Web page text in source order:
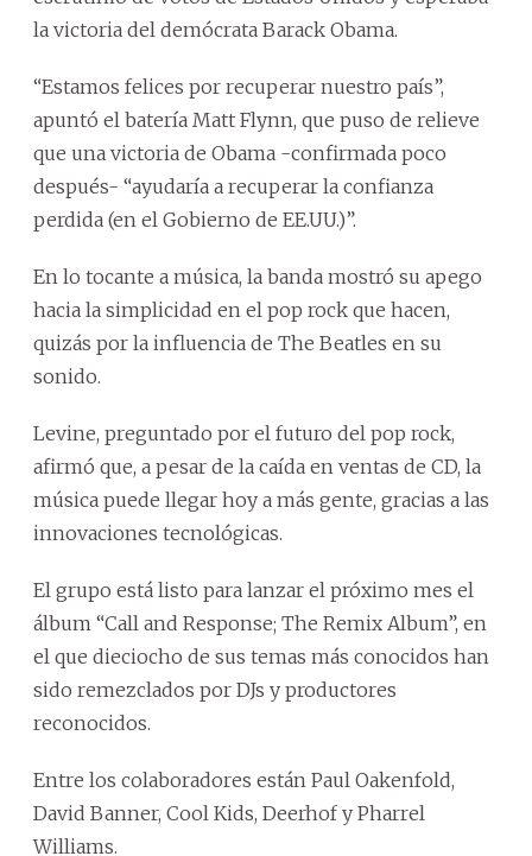
la victoria del demócrata Barack Obama.
“Estamos felices por recuperar nuestro país”,
apuntó el batería Matt Flynn, que puso de relieve
que una victoria de Obama -confirmada poco
después- “ayudaría a recuperar la confianza
perdida (en el Gobierno de EE.UU.)”.
En lo tocante a música, la banda mostró su apego
hacia la simplicidad en el pop rock que hacen,
quizás por la influencia de The Beatles en su
sonido.
Levine, preguntado por el futuro del pop rock,
afirmó que, a pesar de la caída en ventas de CD, la
música puede llegar hoy a más gente, gracias a las
innovaciones tecnológicas.
El grupo está listo para lanzar el próximo mes el
álbum “Call and Response; The Remix Album”, en
el que dieciocho de sus temas más conocidos han
sido remezclados por DJs y productores
reconocidos.
Entre los colaboradores están Paul Oakenfold,
David Banner, Cool Kids, Deerhof y Pharrel
Williams.